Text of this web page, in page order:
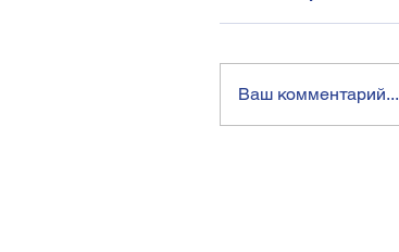
Ваш комментарий...